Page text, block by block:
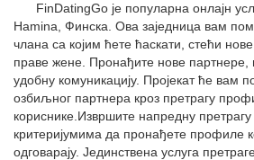
FinDatingGo је популарна онлајн
Hamina, Финска. Ова заједница вам
члана са којим ћете ћаскати, стећи
праве жене. Пронађите нове партнере,
удобну комуникацију. Пројекат ће вам
озбиљног партнера кроз претрагу
кориснике.Извршите напредну
критеријумима да пронађете профиле
одговарају. Јединствена услуга